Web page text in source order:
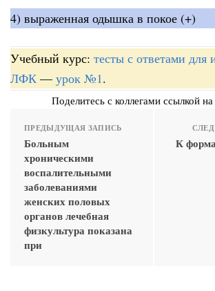
4) выраженная одышка в покое (+)
Учебный курс: тесты с ответами для
ЛФК — урок №1.
Поделитесь с коллегами ссылкой
ПРЕДЫДУЩАЯ ЗАПИСЬ
Больным
хроническими
воспалительными
заболеваниями
женских половых
органов лечебная
физкультура показана
при
К